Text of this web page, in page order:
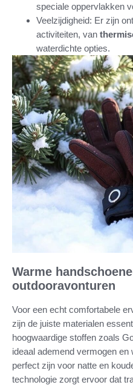
speciale oppervlakken
Veelzijdigheid: Er zijn
activiteiten, van
waterdichte opties.
Warme
outdooravonturen
Voor een echt comfortabele
zijn de juiste materialen
hoogwaardige stoffen zoals
ideaal ademend vermogen
perfect zijn voor natte en
technologie zorgt ervoor dat